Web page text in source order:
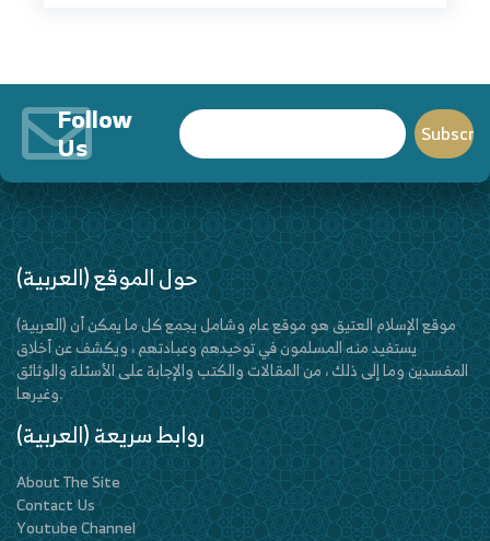
Follow
Us
(العربية) حول الموقع
(العربية) موقع الإسلام العتيق هو موقع عام وشامل يجمع كل ما يمكن أن
يستفيد منه المسلمون في توحيدهم وعبادتهم ، ويكشف عن أخلاق
المفسدين وما إلى ذلك ، من المقالات والكتب والإجابة على الأسئلة والوثائق
وغيرها.
(العربية) روابط سريعة
About The Site
Contact Us
Youtube Channel